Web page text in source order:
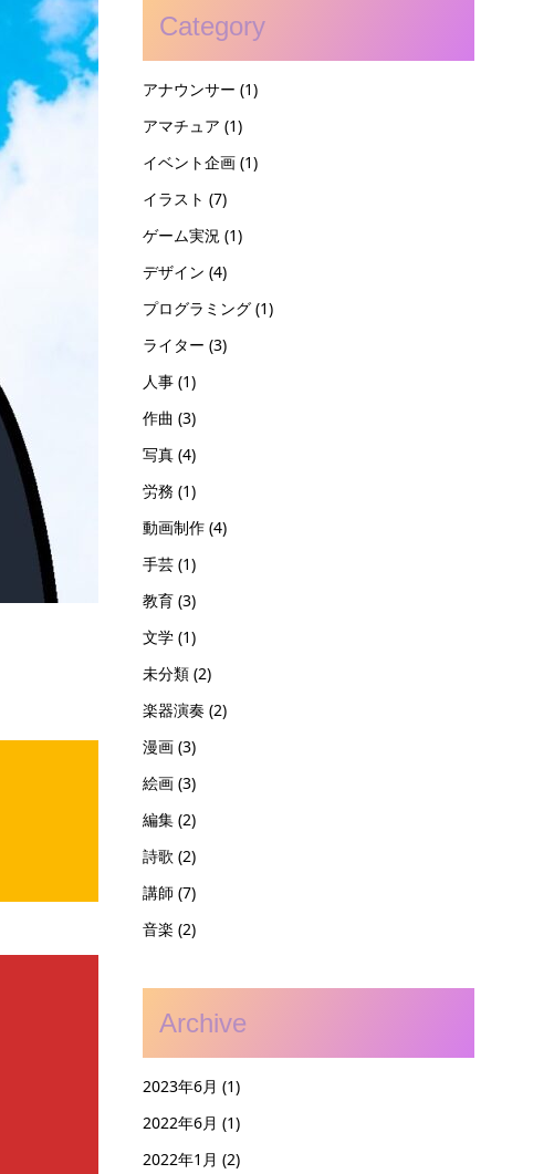
Category
アナウンサー (1)
アマチュア (1)
イベント企画 (1)
イラスト (7)
ゲーム実況 (1)
デザイン (4)
プログラミング (1)
ライター (3)
人事 (1)
作曲 (3)
写真 (4)
労務 (1)
動画制作 (4)
手芸 (1)
教育 (3)
文学 (1)
未分類 (2)
楽器演奏 (2)
漫画 (3)
絵画 (3)
編集 (2)
詩歌 (2)
講師 (7)
音楽 (2)
Archive
2023年6月 (1)
2022年6月 (1)
2022年1月 (2)